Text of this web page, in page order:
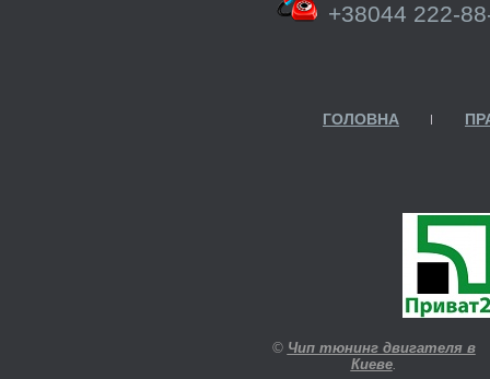
+38044 222-
ГОЛОВНА
© Чип тюнинг двигателя в
Киеве.